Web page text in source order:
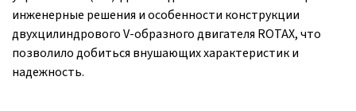
инженерные решения и особенности конструкции
двухцилиндрового V-образного двигателя ROTAX, что
позволило добиться внушающих характеристик и
надежность.